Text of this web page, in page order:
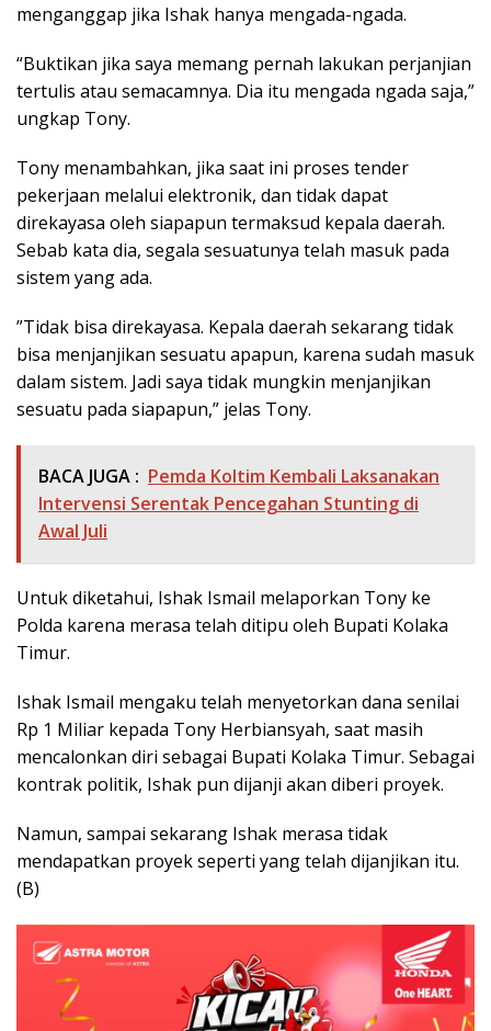
menganggap jika Ishak hanya mengada-ngada.
“Buktikan jika saya memang pernah lakukan perjanjian
tertulis atau semacamnya. Dia itu mengada ngada saja,”
ungkap Tony.
Tony menambahkan, jika saat ini proses tender
pekerjaan melalui elektronik, dan tidak dapat
direkayasa oleh siapapun termaksud kepala daerah.
Sebab kata dia, segala sesuatunya telah masuk pada
sistem yang ada.
”Tidak bisa direkayasa. Kepala daerah sekarang tidak
bisa menjanjikan sesuatu apapun, karena sudah masuk
dalam sistem. Jadi saya tidak mungkin menjanjikan
sesuatu pada siapapun,” jelas Tony.
BACA JUGA : Pemda Koltim Kembali Laksanakan
Intervensi Serentak Pencegahan Stunting di
Awal Juli
Untuk diketahui, Ishak Ismail melaporkan Tony ke
Polda karena merasa telah ditipu oleh Bupati Kolaka
Timur.
Ishak Ismail mengaku telah menyetorkan dana senilai
Rp 1 Miliar kepada Tony Herbiansyah, saat masih
mencalonkan diri sebagai Bupati Kolaka Timur. Sebagai
kontrak politik, Ishak pun dijanji akan diberi proyek.
Namun, sampai sekarang Ishak merasa tidak
mendapatkan proyek seperti yang telah dijanjikan itu.
(B)